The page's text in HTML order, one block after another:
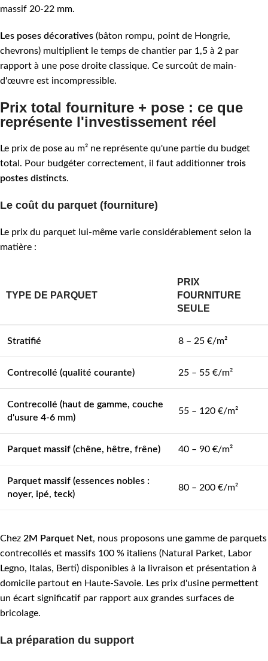
massif 20-22 mm.
Les poses décoratives (bâton rompu, point de Hongrie,
chevrons) multiplient le temps de chantier par 1,5 à 2 par
rapport à une pose droite classique. Ce surcoût de main-
d'œuvre est incompressible.
Prix total fourniture + pose : ce que
représente l'investissement réel
Le prix de pose au m² ne représente qu'une partie du budget
total. Pour budgéter correctement, il faut additionner trois
postes distincts.
Le coût du parquet (fourniture)
Le prix du parquet lui-même varie considérablement selon la
matière :
TYPE DE PARQUET
PRIX
FOURNITURE
SEULE
Stratifié 8 – 25 €/m²
Contrecollé (qualité courante) 25 – 55 €/m²
Contrecollé (haut de gamme, couche
d'usure 4-6 mm)
55 – 120 €/m²
Parquet massif (chêne, hêtre, frêne) 40 – 90 €/m²
Parquet massif (essences nobles :
noyer, ipé, teck)
80 – 200 €/m²
Chez 2M Parquet Net, nous proposons une gamme de parquets
contrecollés et massifs 100 % italiens (Natural Parket, Labor
Legno, Italas, Berti) disponibles à la livraison et présentation à
domicile partout en Haute-Savoie. Les prix d'usine permettent
un écart significatif par rapport aux grandes surfaces de
bricolage.
La préparation du support